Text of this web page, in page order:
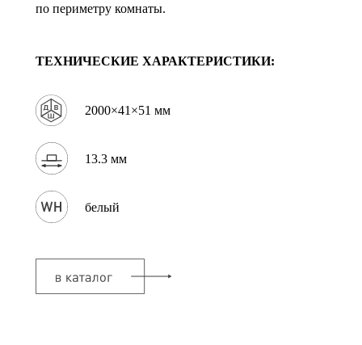
по периметру комнаты.
ТЕХНИЧЕСКИЕ ХАРАКТЕРИСТИКИ:
2000×41×51 мм
13.3 мм
белый